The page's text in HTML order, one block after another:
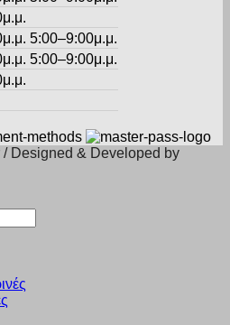
5:00–9:00μ.μ.
5:00–9:00μ.μ.
Designed & Developed by